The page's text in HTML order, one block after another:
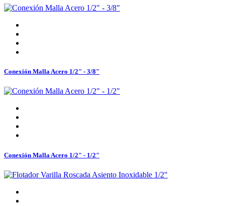
Conexión Malla Acero 1/2" - 3/8"
Conexión Malla Acero 1/2" - 1/2"